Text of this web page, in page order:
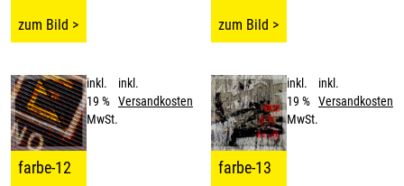
zum Bild >
zum Bild >
farbe-12
inkl.
19 %
MwSt.
inkl.
Versandkosten
farbe-13
inkl.
19 %
MwSt.
inkl.
Versandkosten